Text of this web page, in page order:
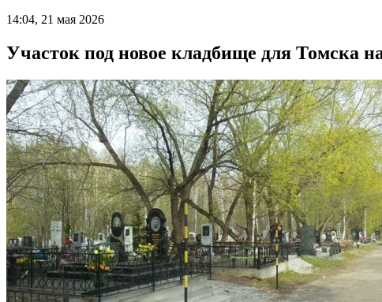
14:04, 21 мая 2026
Участок под новое кладбище для Томска